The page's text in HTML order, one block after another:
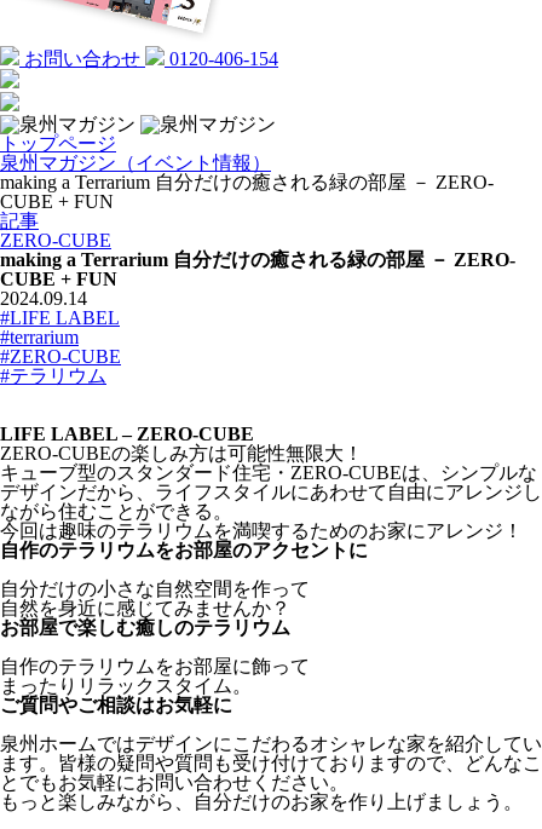
お問い合わせ 0120-406-154
トップページ
泉州マガジン（イベント情報）
making a Terrarium 自分だけの癒される緑の部屋 － ZERO-
CUBE + FUN
記事
ZERO-CUBE
making a Terrarium 自分だけの癒される緑の部屋 － ZERO-
CUBE + FUN
2024.09.14
#LIFE LABEL
#terrarium
#ZERO-CUBE
#テラリウム
LIFE LABEL – ZERO-CUBE
ZERO-CUBEの楽しみ方は可能性無限大！
キューブ型のスタンダード住宅・ZERO-CUBEは、シンプルな
デザインだから、ライフスタイルにあわせて自由にアレンジし
ながら住むことができる。
今回は趣味のテラリウムを満喫するためのお家にアレンジ！
自作のテラリウムをお部屋のアクセントに
自分だけの小さな自然空間を作って
自然を身近に感じてみませんか？
お部屋で楽しむ癒しのテラリウム
自作のテラリウムをお部屋に飾って
まったりリラックスタイム。
ご質問やご相談はお気軽に
泉州ホームではデザインにこだわるオシャレな家を紹介してい
ます。皆様の疑問や質問も受け付けておりますので、どんなこ
とでもお気軽にお問い合わせください。
もっと楽しみながら、自分だけのお家を作り上げましょう。